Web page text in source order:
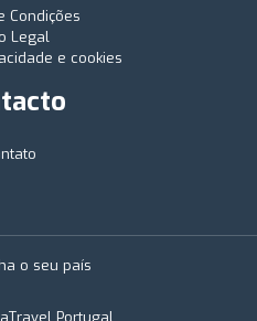
Condições
Legal
e cookies
o seu país
Portugal